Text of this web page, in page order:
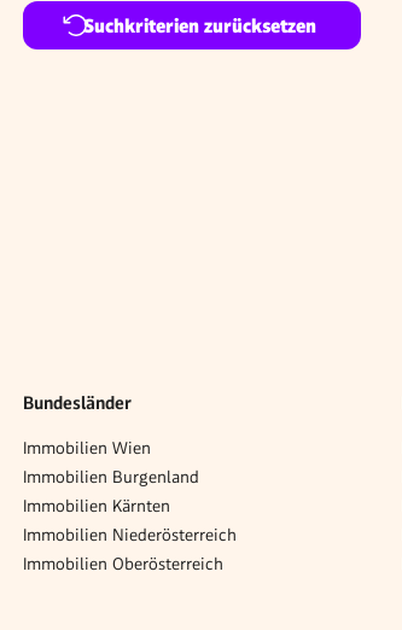
Suchkriterien zurücksetzen
Bundesländer
Immobilien Wien
Immobilien Burgenland
Immobilien Kärnten
Immobilien Niederösterreich
Immobilien Oberösterreich